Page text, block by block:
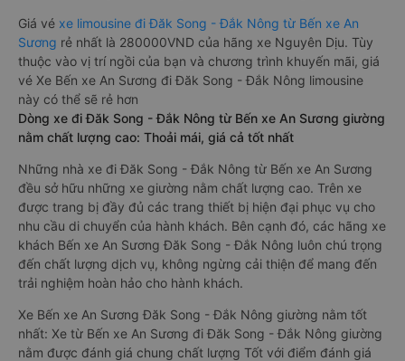
Giá vé xe limousine đi Đăk Song - Đắk Nông từ Bến xe An
Sương rẻ nhất là 280000VND của hãng xe Nguyên Dịu. Tùy
thuộc vào vị trí ngồi của bạn và chương trình khuyến mãi, giá
vé Xe Bến xe An Sương đi Đăk Song - Đắk Nông limousine
này có thể sẽ rẻ hơn
Dòng xe đi Đăk Song - Đắk Nông từ Bến xe An Sương giường
nằm chất lượng cao: Thoải mái, giá cả tốt nhất
Những nhà xe đi Đăk Song - Đắk Nông từ Bến xe An Sương
đều sở hữu những xe giường nằm chất lượng cao. Trên xe
được trang bị đầy đủ các trang thiết bị hiện đại phục vụ cho
nhu cầu di chuyển của hành khách. Bên cạnh đó, các hãng xe
khách Bến xe An Sương Đăk Song - Đắk Nông luôn chú trọng
đến chất lượng dịch vụ, không ngừng cải thiện để mang đến
trải nghiệm hoàn hảo cho hành khách.
Xe Bến xe An Sương Đăk Song - Đắk Nông giường nằm tốt
nhất: Xe từ Bến xe An Sương đi Đăk Song - Đắk Nông giường
nằm được đánh giá chung chất lượng Tốt với điểm đánh giá